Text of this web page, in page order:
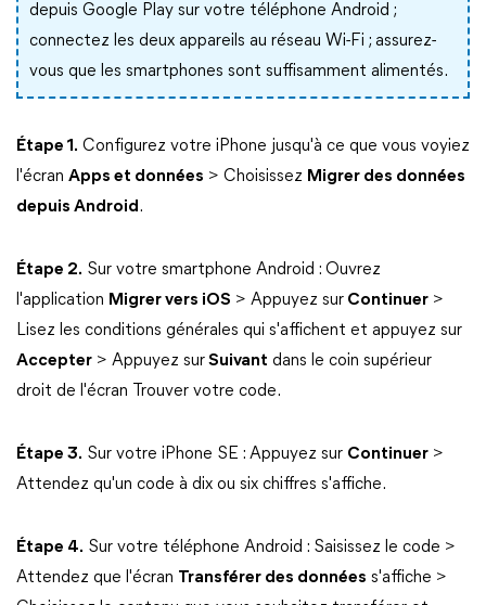
depuis Google Play sur votre téléphone Android ;
connectez les deux appareils au réseau Wi-Fi ; assurez-
vous que les smartphones sont suffisamment alimentés.
Étape 1. Configurez votre iPhone jusqu'à ce que vous voyiez
l'écran Apps et données > Choisissez Migrer des données
depuis Android.
Étape 2. Sur votre smartphone Android : Ouvrez
l'application Migrer vers iOS > Appuyez sur Continuer >
Lisez les conditions générales qui s'affichent et appuyez sur
Accepter > Appuyez surSuivant dans le coin supérieur
droit de l'écran Trouver votre code.
Étape 3. Sur votre iPhone SE : Appuyez sur Continuer >
Attendez qu'un code à dix ou six chiffres s'affiche.
Étape 4. Sur votre téléphone Android : Saisissez le code >
Attendez que l'écran Transférer des données s'affiche >